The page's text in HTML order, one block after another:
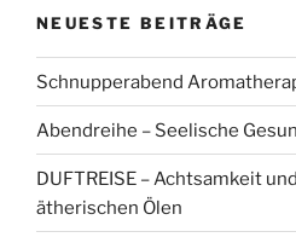
NEUESTE BEITRÄGE
Schnupperabend
Abendreihe – Seelische
DUFTREISE – Achtsamkeit
ätherischen Ölen